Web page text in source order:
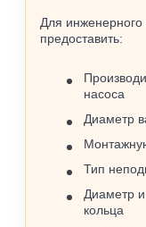
Для
предоставить:
насоса
Диаметр
Тип
Диаметр
кольца